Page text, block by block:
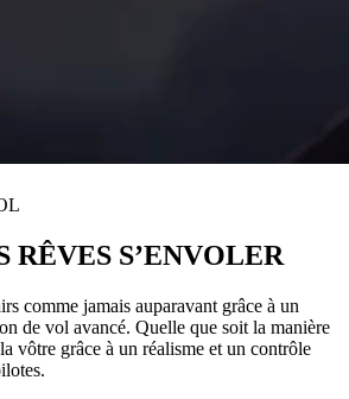
RÊVES S’ENVOLER
comme jamais auparavant grâce à un
de vol avancé. Quelle que soit la manière
vôtre grâce à un réalisme et un contrôle